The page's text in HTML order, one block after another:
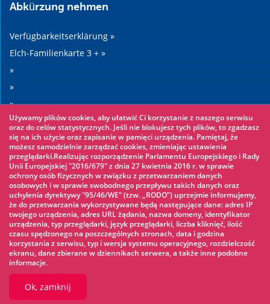
Abkürzung nehmen
Verfügbarkeitserklärung »
Elch-Familienkarte 3 + »
»
»
»
»
Sehenswertes
Seilpark »
Wasserpark »
Eisbahn »
KINOECK »
Museum »
© 2026 UM Ełk
Używamy plików cookies, aby ułatwić Ci korzystanie z naszego serwisu
oraz do celów statystycznych. Jeśli nie blokujesz tych plików, to zgadzasz
się na ich użycie oraz zapisanie w pamięci urządzenia. Pamiętaj, że
możesz samodzielnie zarządzać cookies, zmieniając ustawienia
przeglądarki.Realizując rozporządzenie Parlamentu Europejskiego i Rady
Unii Europejskiej "2016/679" z dnia 27 kwietnia 2016 r. w sprawie
ochrony osób fizycznych w związku z przetwarzaniem danych
osobowych i w sprawie swobodnego przepływu takich danych oraz
uchylenia dyrektywy "95/46/WE" (tzw. „RODO”) uprzejmie informujemy,
że do przetwarzania wykorzystywane będą następujące dane: adres IP
twojego urządzenia, adres URL żądania, nazwa domeny, identyfikator
urządzenia, typ przeglądarki, język przeglądarki, liczba kliknięć, ilość
czasu spędzonego na poszczególnych stronach, data i godzina
korzystania z serwisu, typ i wersja systemu operacyjnego, rozdzielczość
ekranu, dane zbierane w dziennikach serwera, a także inne podobne
informacje.
Ok, zamknij